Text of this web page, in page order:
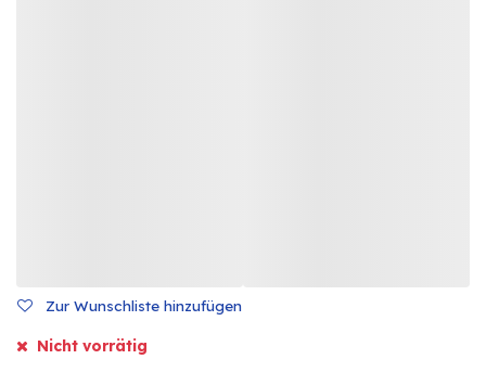
Zur Wunschliste hinzufügen
Nicht vorrätig